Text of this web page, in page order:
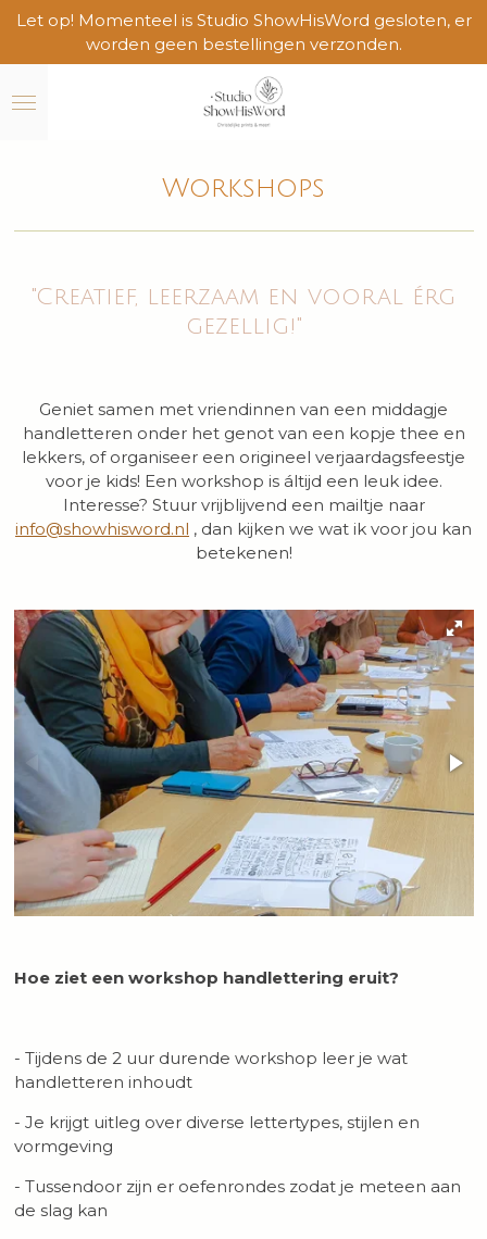
Ga
naar
de
Let op! Momenteel is Studio ShowHisWord gesloten, er
worden geen bestellingen verzonden.
Workshops
"Creatief, leerzaam en vooral érg
gezellig!"
Geniet samen met vriendinnen van een middagje
handletteren onder het genot van een kopje thee en
lekkers, of organiseer een origineel verjaardagsfeestje
voor je kids! Een workshop is áltijd een leuk idee.
Interesse? Stuur vrijblijvend een mailtje naar
info@showhisword.nl , dan kijken we wat ik voor jou kan
betekenen!
Hoe ziet een workshop handlettering eruit?
- Tijdens de 2 uur durende workshop leer je wat
handletteren inhoudt
- Je krijgt uitleg over diverse lettertypes, stijlen en
vormgeving
- Tussendoor zijn er oefenrondes zodat je meteen aan
de slag kan